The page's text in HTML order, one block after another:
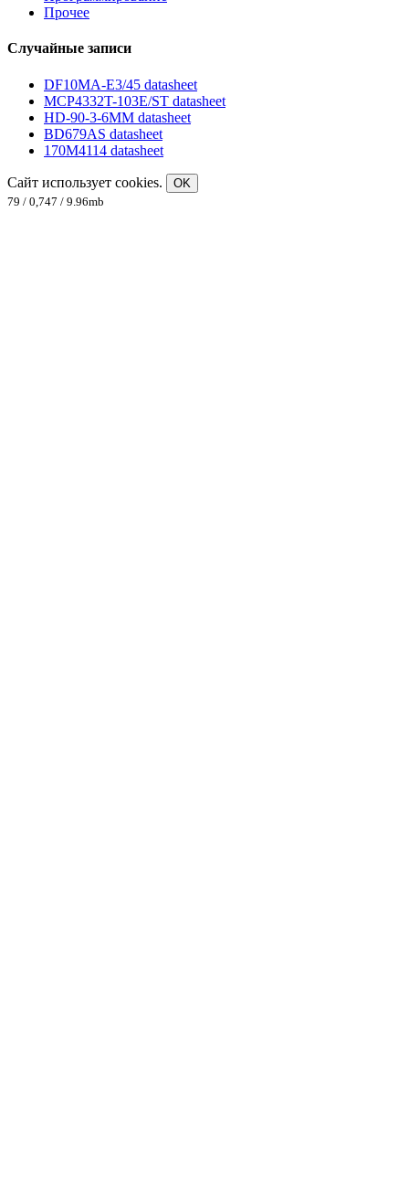
Прочее
Случайные записи
DF10MA-E3/45 datasheet
MCP4332T-103E/ST datasheet
HD-90-3-6MM datasheet
BD679AS datasheet
170M4114 datasheet
Сайт использует cookies.
OK
79 / 0,747 / 9.96mb